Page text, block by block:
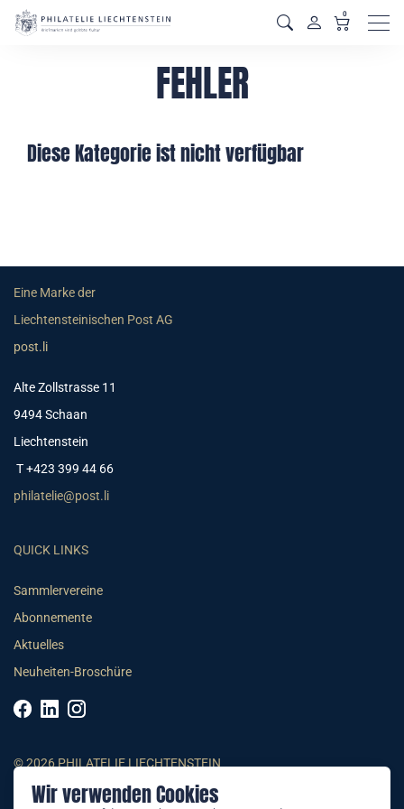
Wir verwenden Cookies
0
FEHLER
Diese Kategorie ist nicht verfügbar
Eine Marke der
Liechtensteinischen Post AG
post.li
Alte Zollstrasse 11
9494 Schaan
Liechtenstein
T +423 399 44 66
philatelie@post.li
QUICK LINKS
Sammlervereine
Abonnemente
Aktuelles
Neuheiten-Broschüre
© 2026 PHILATELIE LIECHTENSTEIN
AGB